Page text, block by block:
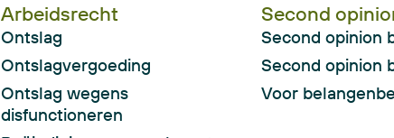
Arbeidsrecht
Ontslag
Ontslagvergoeding
Ontslag wegens
disfunctioneren
Second
Second opinion
Second opinion
Voor